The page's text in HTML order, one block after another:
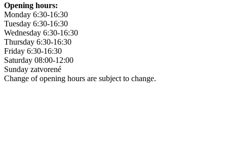
Opening hours:
Monday 6:30-16:30
Tuesday 6:30-16:30
Wednesday 6:30-16:30
Thursday 6:30-16:30
Friday 6:30-16:30
Saturday 08:00-12:00
Sunday zatvorené
Change of opening hours are subject to change.